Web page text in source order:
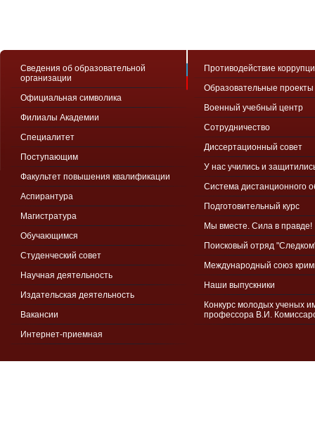
Сведения об образовательной
организации
Официальная символика
Филиалы Академии
Специалитет
Поступающим
Факультет повышения квалификации
Аспирантура
Магистратура
Обучающимся
Студенческий совет
Научная деятельность
Издательская деятельность
Вакансии
Интернет-приемная
Противодействие
Образовательные проекты
Военный учебный центр
Сотрудничество
Диссертационный совет
У нас учились и
Система дистанционного
Подготовительный курс
Мы вместе. Сила в правде!
Поисковый отряд
Международный союз
Наши выпускники
Конкурс молодых ученых
профессора В.И.